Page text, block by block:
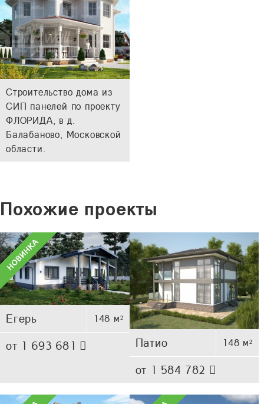
Строительство дома из
СИП панелей по проекту
ФЛОРИДА, в д.
Балабаново, Московской
области.
Похожие проекты
Егерь 148 м²
от 1 693 681 Патио 148 м²
от 1 584 782